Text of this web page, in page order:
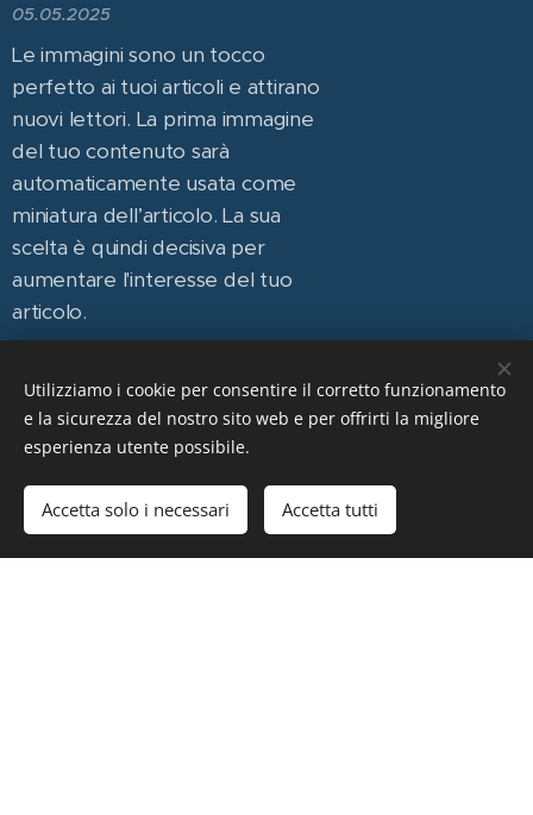
05.05.2025
Le immagini sono un tocco
perfetto ai tuoi articoli e attirano
nuovi lettori. La prima immagine
del tuo contenuto sarà
automaticamente usata come
miniatura dell’articolo. La sua
scelta è quindi decisiva per
aumentare l'interesse del tuo
articolo.
Questo è un
semplice articolo
05.05.2025
Utilizziamo i cookie per consentire il corretto funzionamento
e la sicurezza del nostro sito web e per offrirti la migliore
esperienza utente possibile.
Accetta solo i necessari Accetta tutti